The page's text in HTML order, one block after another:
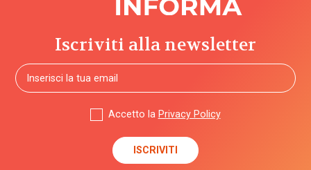
Iscriviti alla newsletter
Accetto la Privacy Policy